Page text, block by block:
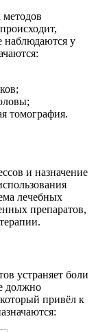
наблюдаются у
томография.
и назначение
лечебных
препаратов,
устраняет боли
должно
привёл к